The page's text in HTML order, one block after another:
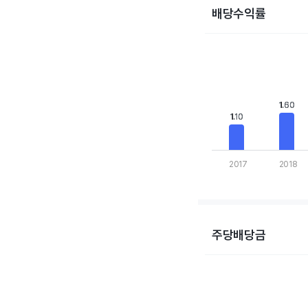
배당수익률
The chart has 1 Y
1.10
1.10
1.60
1.60
2017 2018
주당배당금